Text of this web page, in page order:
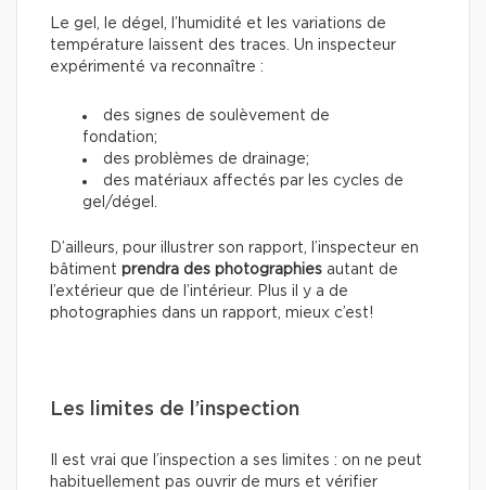
Le gel, le dégel, l’humidité et les variations de
température laissent des traces. Un inspecteur
expérimenté va reconnaître :
des signes de soulèvement de
fondation;
des problèmes de drainage;
des matériaux affectés par les cycles de
gel/dégel.
D’ailleurs, pour illustrer son rapport, l’inspecteur en
bâtiment prendra des photographies autant de
l’extérieur que de l’intérieur. Plus il y a de
photographies dans un rapport, mieux c’est!
Les limites de l’inspection
Il est vrai que l’inspection a ses limites : on ne peut
habituellement pas ouvrir de murs et vérifier